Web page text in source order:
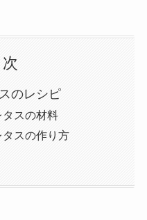
次
のレシピ
スの材料
スの作り方